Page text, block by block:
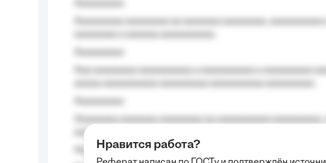
aaaa aaaa.
Aaaaaaaaa
Нравится работа?